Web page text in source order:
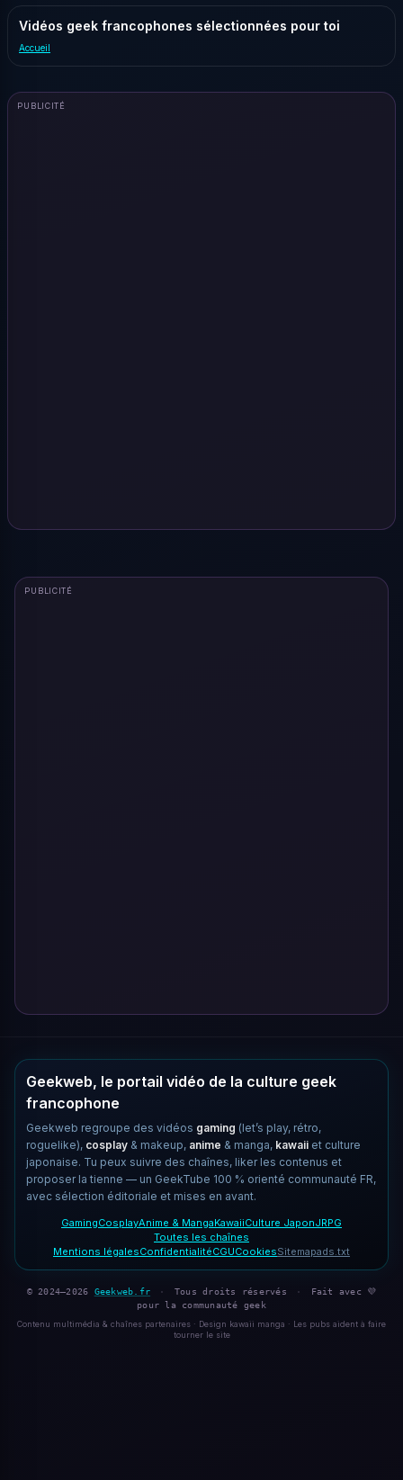
Vidéos geek francophones sélectionnées pour toi
Accueil
PUBLICITÉ
PUBLICITÉ
Geekweb, le portail vidéo de la culture geek
francophone
Geekweb regroupe des vidéos gaming (let’s play, rétro,
roguelike), cosplay & makeup, anime & manga, kawaii et culture
japonaise. Tu peux suivre des chaînes, liker les contenus et
proposer la tienne — un GeekTube 100 % orienté communauté FR,
avec sélection éditoriale et mises en avant.
GamingCosplayAnime & MangaKawaiiCulture JaponJRPG
Toutes les chaînes
Mentions légalesConfidentialitéCGUCookiesSitemapads.txt
© 2024–2026 Geekweb.fr · Tous droits réservés ·
Fait avec 💜
pour la communauté geek
Contenu multimédia & chaînes partenaires · Design kawaii manga · Les pubs aident à faire
tourner le site